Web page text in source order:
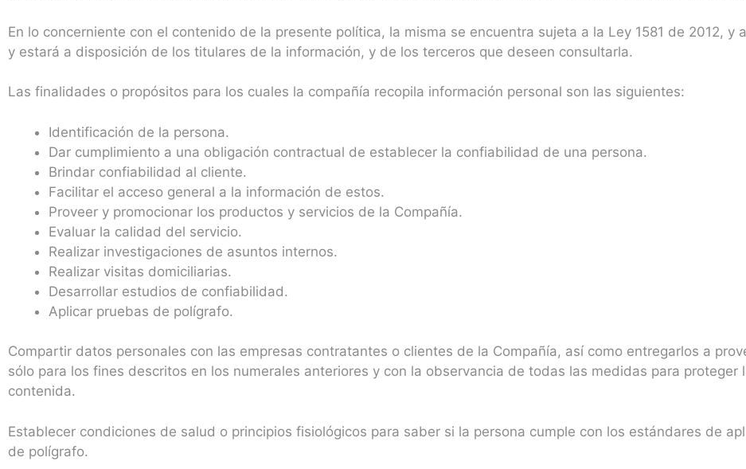
En lo concerniente con el contenido de la presente política, la misma se encuentra sujeta a la Ley 1581 de 2012, y
y estará a disposición de los titulares de la información, y de los terceros que deseen consultarla.
Las finalidades o propósitos para los cuales la compañía recopila información personal son las siguientes:
Identificación de la persona.
Dar cumplimiento a una obligación contractual de establecer la confiabilidad de una persona.
Brindar confiabilidad al cliente.
Facilitar el acceso general a la información de estos.
Proveer y promocionar los productos y servicios de la Compañía.
Evaluar la calidad del servicio.
Realizar investigaciones de asuntos internos.
Realizar visitas domiciliarias.
Desarrollar estudios de confiabilidad.
Aplicar pruebas de polígrafo.
Compartir datos personales con las empresas contratantes o clientes de la Compañía, así como entregarlos a
sólo para los fines descritos en los numerales anteriores y con la observancia de todas las medidas para proteger
contenida.
Establecer condiciones de salud o principios fisiológicos para saber si la persona cumple con los estándares de
de polígrafo.